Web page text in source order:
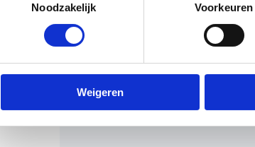
Noodzakelijk
Voorkeuren
Weigeren
Van de gebreken bij de Fiat Panda
gebreken van dat model, niet de
Let op: gesloopte auto's zitten niet